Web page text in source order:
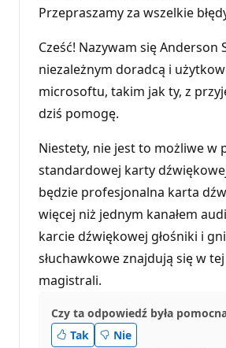
Przepraszamy za wszelkie
Cześć! Nazywam się Anderson
niezależnym doradcą i
microsoftu, takim jak ty, z
dziś pomogę.
Niestety, nie jest to możliwe w
standardowej karty
będzie profesjonalna karta
więcej niż jednym kanałem
karcie dźwiękowej głośniki i
słuchawkowe znajdują się w
magistrali.
Czy ta odpowiedź była
Tak
Nie